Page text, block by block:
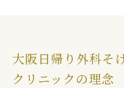
大阪日帰り外科そ
クリニックの理念